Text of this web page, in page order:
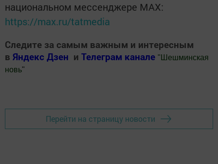
национальном мессенджере MАХ:
https://max.ru/tatmedia
Следите за самым важным и интересным
в Яндекс Дзен и Телеграм канале " Шешминская
новь"
Перейти на страницу новости